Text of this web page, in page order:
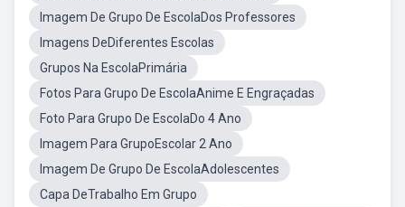
Imagem De Grupo De EscolaDos Professores
Imagens DeDiferentes Escolas
Grupos Na EscolaPrimária
Fotos Para Grupo De EscolaAnime E Engraçadas
Foto Para Grupo De EscolaDo 4 Ano
Imagem Para GrupoEscolar 2 Ano
Imagem De Grupo De EscolaAdolescentes
Capa DeTrabalho Em Grupo